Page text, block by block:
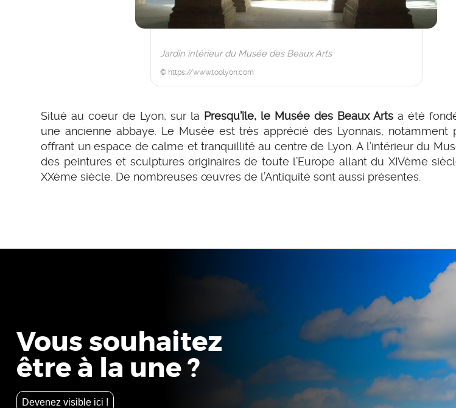
Jardin intérieur du Musée des Beaux Arts
© https://www.toolyon.com
Situé au coeur de Lyon, sur la Presqu’île, le Musée des Beaux Artsa été
une ancienne abbaye. Le Musée est très apprécié des Lyonnais, notamment
offrant un espace de calme et tranquillité au centre de Lyon. A l’intérieur du
des peintures et sculptures originaires de toute l’Europe allant du XIVème
XXème siècle. De nombreuses œuvres de l’Antiquité sont aussi présentes.
Vous souhaitez
être à la une ?
Devenez visible ici !